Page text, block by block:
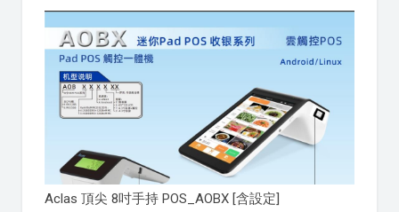
Aclas 頂尖 8吋手持 POS_AOBX [含設定]